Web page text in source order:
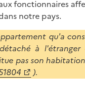
fonctionnaires
notre pays.
qu'a
à
pas son
).